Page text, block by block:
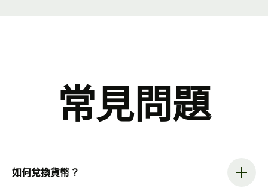
常見問題
如何兌換貨幣？